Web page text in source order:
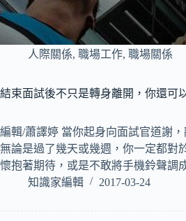
人際關係, 職場工作, 職場關係
結束面試後不只是轉身離開，你還可
編輯/蕭譯婷 當你起身向面試官道謝，
無論是過了幾天或幾週，你一定都對
懷抱著期待，或是不敢將手機鈴聲調
知識家編輯
2017-03-24